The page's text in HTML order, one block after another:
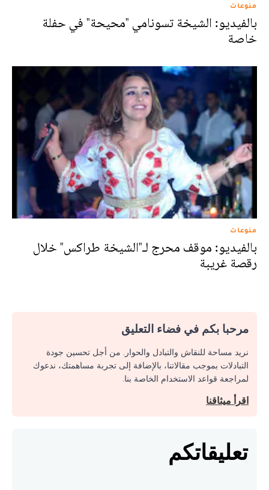
منوعات
بالفيديو: الشيخة تسونامي "محيحة" في حفلة
خاصة
منوعات
بالفيديو: موقف محرج لـ"الشيخة طراكس" خلال
رقصة غريبة
مرحبا بكم في فضاء التعليق
نريد مساحة للنقاش والتبادل والحوار. من أجل تحسين جودة
التبادلات بموجب مقالاتنا، بالإضافة إلى تجربة مساهمتك، ندعوك
لمراجعة قواعد الاستخدام الخاصة بنا.
اقرأ ميثاقنا
تعليقاتكم